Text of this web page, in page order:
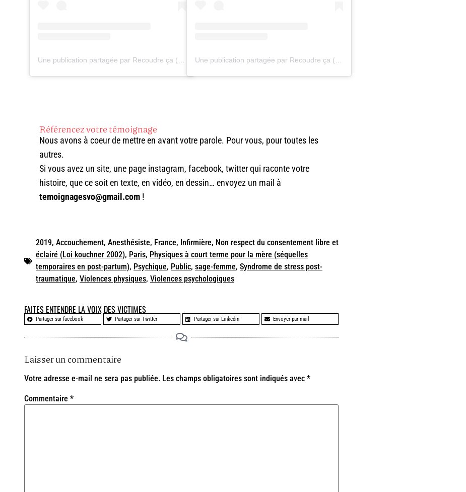
Une publication partagée par Recoudre ça (@recoudreca) Une publication partagée par Recoudre ça (@recoudreca)
Référencez votre témoignage
Nous avons à coeur de mettre en avant votre parole. Pour vous, pour toutes les
autres.
Si vous avez un site, une page instagram, facebook, twitter qui raconte votre
histoire, que ce soit en texte, en vidéo, en dessin… envoyez un mail à
temoignagesvo@gmail.com !
2019, Accouchement, Anesthésiste, France, Infirmière, Non respect du consentement libre et
éclairé (Loi kouchner 2002), Paris, Physiques à court terme pour la mère (séquelles
temporaires en post-partum), Psychique, Public, sage-femme, Syndrome de stress post-
traumatique, Violences physiques, Violences psychologiques
FAITES ENTENDRE LA VOIX DES VICTIMES
Partager sur facebook Partager sur Twitter Partager sur Linkedin Envoyer par mail
Laisser un commentaire
Votre adresse e-mail ne sera pas publiée. Les champs obligatoires sont indiqués avec *
Commentaire *